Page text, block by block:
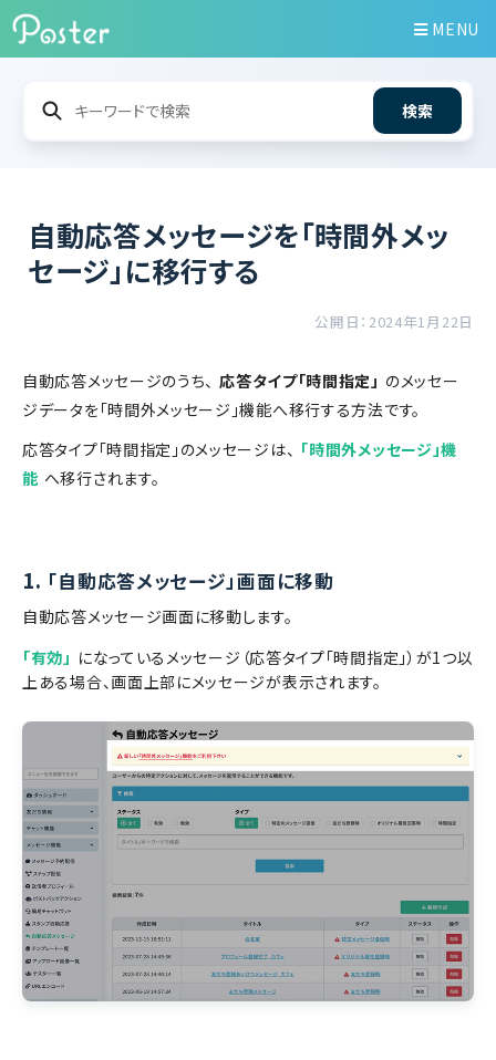
MENU
検索
自動応答メッセージを「時間外メッ
セージ」に移行する
公開日：2024年1月22日
自動応答メッセージのうち、 応答タイプ「時間指定」 のメッセー
ジデータを「時間外メッセージ」機能へ移行する方法です。
応答タイプ「時間指定」のメッセージは、 「時間外メッセージ」機
能 へ移行されます。
1. 「自動応答メッセージ」画面に移動
自動応答メッセージ画面に移動します。
「有効」 になっているメッセージ（応答タイプ「時間指定」）が1つ以
上ある場合、画面上部にメッセージが表示されます。